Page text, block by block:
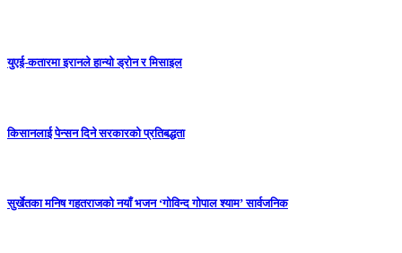
युएई-कतारमा इरानले हान्यो ड्रोन र मिसाइल
किसानलाई पेन्सन दिने सरकारको प्रतिबद्धता
सुर्खेतका मनिष गहतराजको नयाँ भजन ‘गोविन्द गोपाल श्याम’ सार्वजनिक